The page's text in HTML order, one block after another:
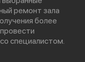
ремонт зала
более
специалистом.